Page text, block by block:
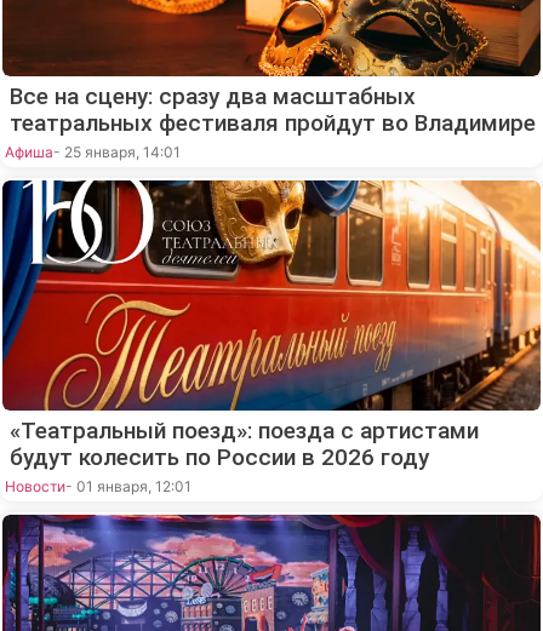
Все на сцену: сразу два масштабных
театральных фестиваля пройдут во Владимире
Афиша- 25 января, 14:01
«Театральный поезд»: поезда с артистами
будут колесить по России в 2026 году
Новости- 01 января, 12:01